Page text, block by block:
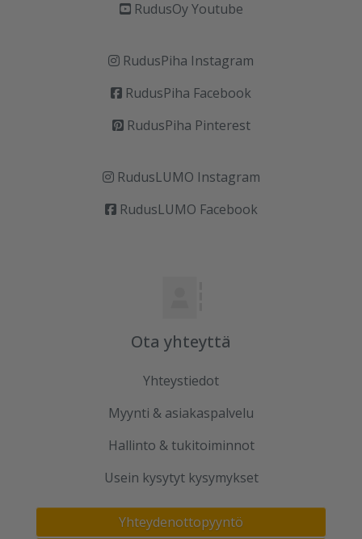
RudusOy Youtube
RudusPiha Instagram
RudusPiha Facebook
RudusPiha Pinterest
RudusLUMO Instagram
RudusLUMO Facebook
Ota yhteyttä
Yhteystiedot
Myynti & asiakaspalvelu
Hallinto & tukitoiminnot
Usein kysytyt kysymykset
Yhteydenottopyyntö